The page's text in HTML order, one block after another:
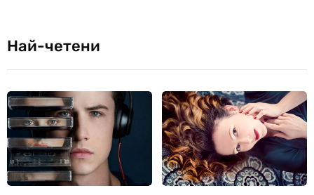
Най-четени